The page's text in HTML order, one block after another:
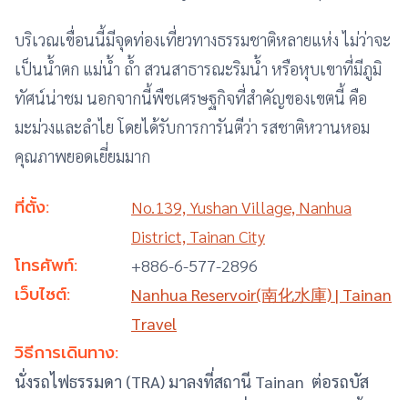
บริเวณเขื่อนนี้มีจุดท่องเที่ยวทางธรรมชาติหลายแห่ง ไม่ว่าจะ
เป็นน้ำตก แม่น้ำ ถ้ำ สวนสาธารณะริมน้ำ หรือหุบเขาที่มีภูมิ
ทัศน์น่าชม นอกจากนี้พืชเศรษฐกิจที่สำคัญของเขตนี้ คือ
มะม่วงและลำไย โดยได้รับการการันตีว่า รสชาติหวานหอม
คุณภาพยอดเยี่ยมมาก
ที่ตั้ง:
No.139, Yushan Village, Nanhua
District, Tainan City
โทรศัพท์: +886-6-577-2896
เว็บไซต์:
Nanhua Reservoir(南化水庫) | Tainan
Travel
วิธีการเดินทาง:
นั่งรถไฟธรรมดา (TRA) มาลงที่สถานี Tainan ต่อรถบัส